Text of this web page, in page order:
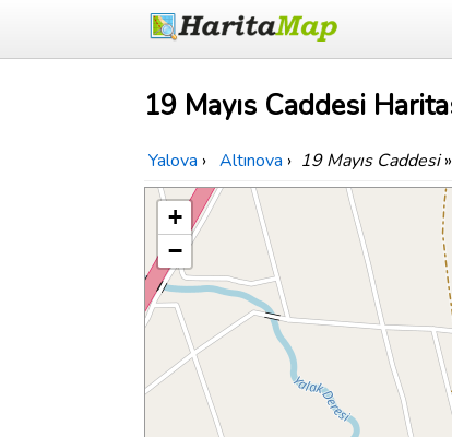
19 Mayıs Caddesi
Yalova › Altınova › 19 Mayıs Caddesi»
+
−